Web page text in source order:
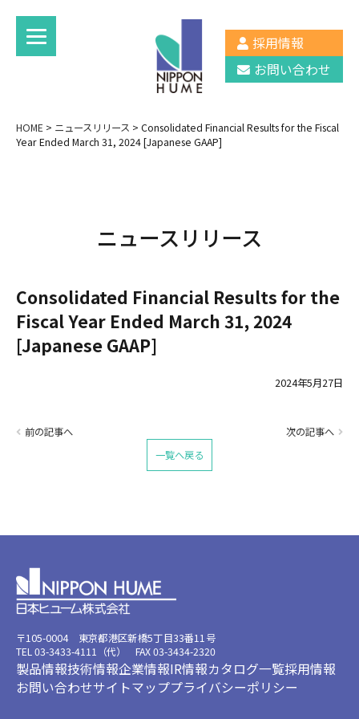
採用情報
お問い合わせ
HOME > ニュースリリース > Consolidated Financial Results for the Fiscal
Year Ended March 31, 2024 [Japanese GAAP]
ニュースリリース
Consolidated Financial Results for the
Fiscal Year Ended March 31, 2024
[Japanese GAAP]
2024年5月27日
前の記事へ
次の記事へ
一覧へ戻る
〒105-0004 東京都港区新橋5丁目33番11号
TEL 03-3433-4111（代） FAX 03-3434-2320
製品情報技術情報企業情報IR情報カタログ一覧採用情報
お問い合わせサイトマッププライバシーポリシー